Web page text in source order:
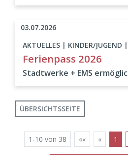
AKTUELLES | KINDER/JUGEND |
Ferienpass 2026
Stadtwerke + EMS
03.07.2026
ÜBERSICHTSSEITE
1-10 von 38 «« « 1